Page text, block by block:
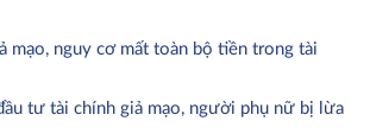
mạo, nguy cơ mất toàn bộ tiền trong tài
tư tài chính giả mạo, người phụ nữ bị lừa